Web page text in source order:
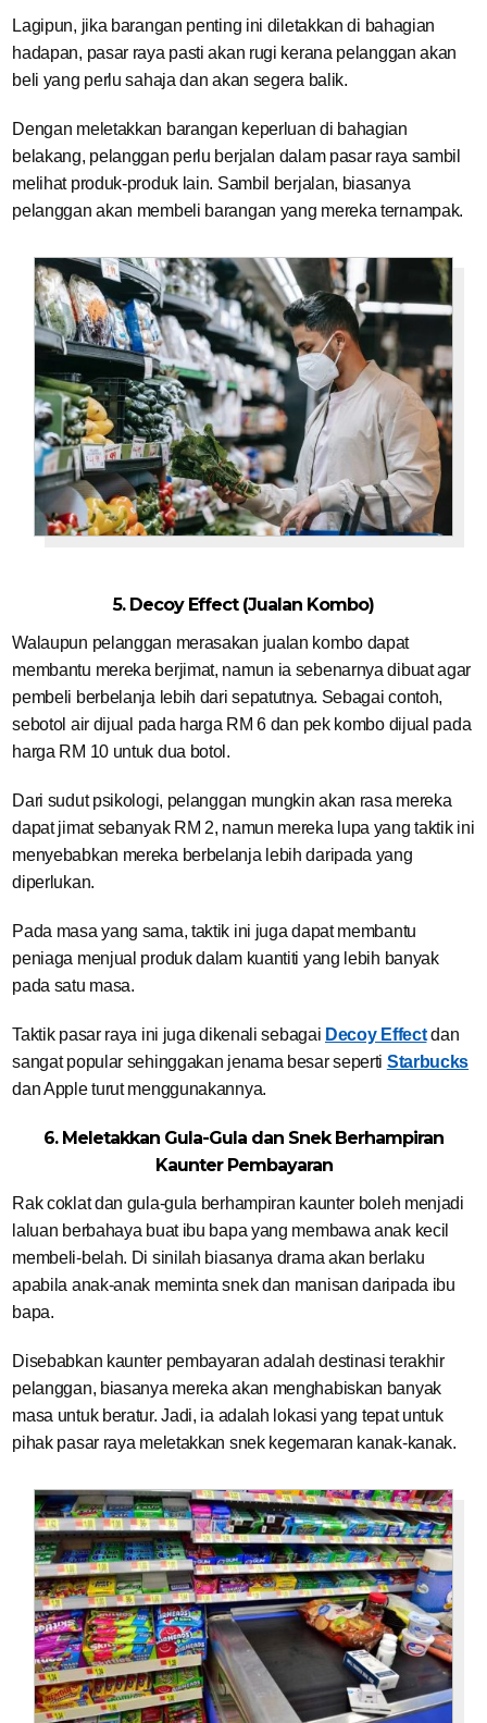
Lagipun, jika barangan penting ini diletakkan di bahagian
hadapan, pasar raya pasti akan rugi kerana pelanggan akan
beli yang perlu sahaja dan akan segera balik.
Dengan meletakkan barangan keperluan di bahagian
belakang, pelanggan perlu berjalan dalam pasar raya sambil
melihat produk-produk lain. Sambil berjalan, biasanya
pelanggan akan membeli barangan yang mereka ternampak.
5. Decoy Effect (Jualan Kombo)
Walaupun pelanggan merasakan jualan kombo dapat
membantu mereka berjimat, namun ia sebenarnya dibuat agar
pembeli berbelanja lebih dari sepatutnya. Sebagai contoh,
sebotol air dijual pada harga RM 6 dan pek kombo dijual pada
harga RM 10 untuk dua botol.
Dari sudut psikologi, pelanggan mungkin akan rasa mereka
dapat jimat sebanyak RM 2, namun mereka lupa yang taktik ini
menyebabkan mereka berbelanja lebih daripada yang
diperlukan.
Pada masa yang sama, taktik ini juga dapat membantu
peniaga menjual produk dalam kuantiti yang lebih banyak
pada satu masa.
Taktik pasar raya ini juga dikenali sebagai Decoy Effectdan
sangat popular sehinggakan jenama besar seperti Starbucks
dan Apple turut menggunakannya.
6. Meletakkan Gula-Gula dan Snek Berhampiran
Kaunter Pembayaran
Rak coklat dan gula-gula berhampiran kaunter boleh menjadi
laluan berbahaya buat ibu bapa yang membawa anak kecil
membeli-belah. Di sinilah biasanya drama akan berlaku
apabila anak-anak meminta snek dan manisan daripada ibu
bapa.
Disebabkan kaunter pembayaran adalah destinasi terakhir
pelanggan, biasanya mereka akan menghabiskan banyak
masa untuk beratur. Jadi, ia adalah lokasi yang tepat untuk
pihak pasar raya meletakkan snek kegemaran kanak-kanak.